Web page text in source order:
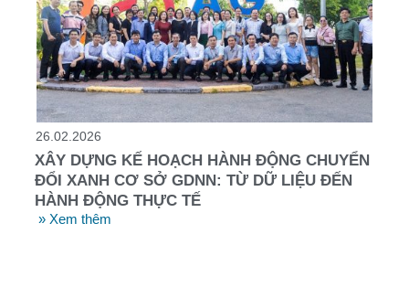
26.02.2026
XÂY DỰNG KẾ HOẠCH HÀNH ĐỘNG CHUYỂN
ĐỔI XANH CƠ SỞ GDNN: TỪ DỮ LIỆU ĐẾN
HÀNH ĐỘNG THỰC TẾ
» Xem thêm